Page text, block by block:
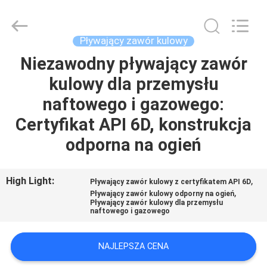
DO
PRODUKTY
NAS
WYCIECZKA
PO
FABRYCE
group.
Pływający zawór kulowy
Niezawodny pływający zawór
kulowy dla przemysłu
naftowego i gazowego:
Certyfikat API 6D, konstrukcja
odporna na ogień
High Light: Pływający zawór kulowy z certyfikatem API 6D,
Pływający zawór kulowy odporny na ogień,
Pływający zawór kulowy dla przemysłu
naftowego i gazowego
NAJLEPSZA CENA